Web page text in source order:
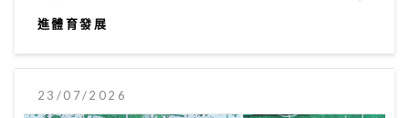
進體育發展
23/07/2026